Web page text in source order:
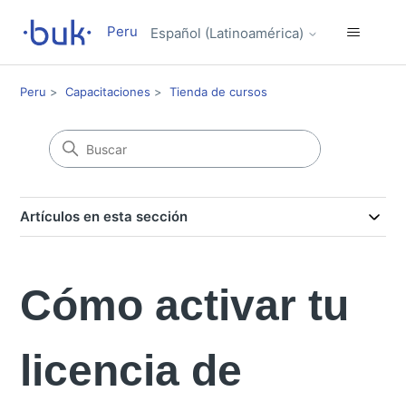
Peru Español (Latinoamérica)
Peru Capacitaciones Tienda de cursos
Artículos en esta sección
Cómo activar tu
licencia de